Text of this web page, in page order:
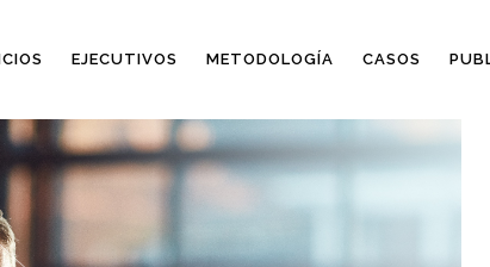
EJECUTIVOS METODOLOGÍA CASOS